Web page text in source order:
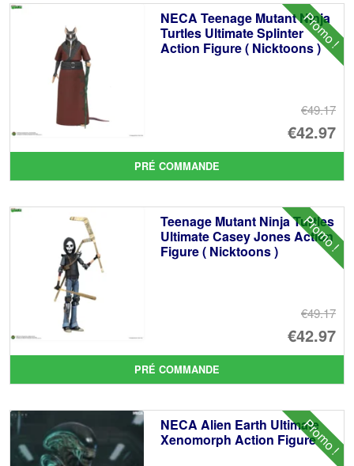
Promo !
NECA Teenage Mutant Ninja
Turtles Ultimate Splinter
Action Figure ( Nicktoons )
€49.17
Le
€42.97
Le
PRÉ COMMANDE
Promo !
Teenage Mutant Ninja Turtles
Ultimate Casey Jones Action
Figure ( Nicktoons )
€49.17
Le
€42.97
Le
PRÉ COMMANDE
Promo !
NECA Alien Earth Ultimate
Xenomorph Action Figure